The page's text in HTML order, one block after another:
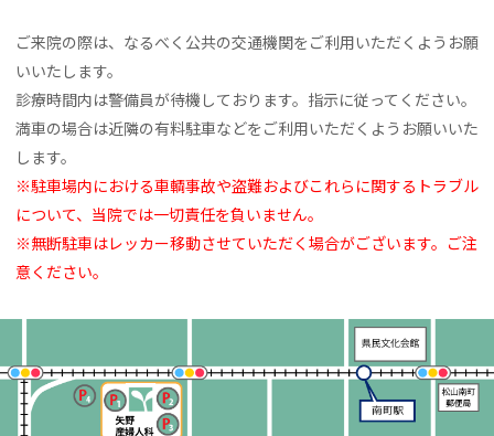
ご来院の際は、なるべく公共の交通機関をご利用いただくようお願
いいたします。
診療時間内は警備員が待機しております。指示に従ってください。
満車の場合は近隣の有料駐車などをご利用いただくようお願いいた
します。
※駐車場内における車輌事故や盗難およびこれらに関するトラブル
について、当院では一切責任を負いません。
※無断駐車はレッカー移動させていただく場合がございます。ご注
意ください。